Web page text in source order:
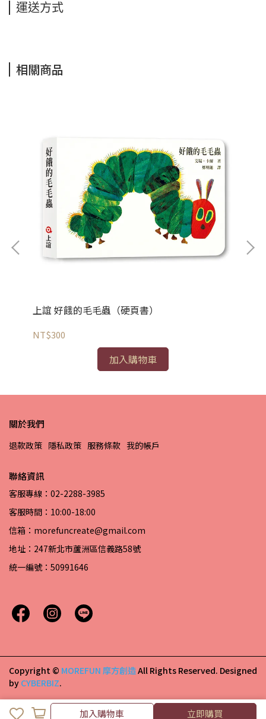
加入購物車 立即購買
運送方式
相關商品
上誼 好餓的毛毛蟲（硬頁書）
NT$300
加入購物車
關於我們
退款政策 隱私政策 服務條款 我的帳戶
聯絡資訊
客服專線：02-2288-3985
客服時間：10:00-18:00
信箱：morefuncreate@gmail.com
地址：247新北市蘆洲區信義路58號
統一編號：50991646
Copyright © MOREFUN 摩方創造All Rights Reserved. Designed
by CYBERBIZ.